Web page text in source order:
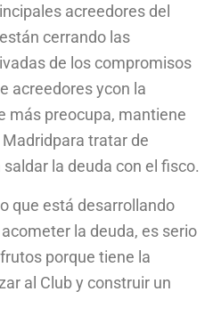
acreedores del
cerrando las
de los compromisos
acreedores ycon la
más preocupa, mantiene
tratar de
la deuda con el fisco.
que está desarrollando
la deuda, es serio
porque tiene la
al Club y construir un